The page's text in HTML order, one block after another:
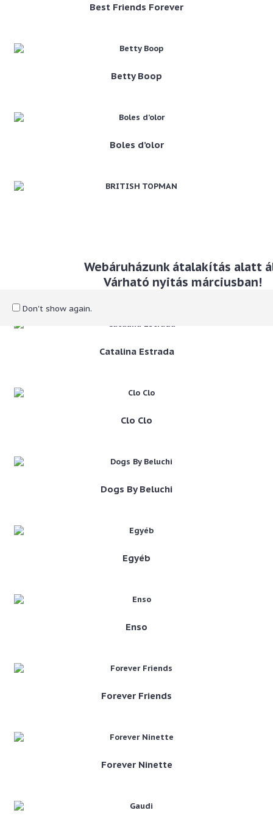
Webáruházunk átalakítás alatt
Várható nyitás márciusban!
Don't show again.
Best Friends Forever
Betty Boop
Boles d’olor
Bug Art
Catalina Estrada
Clo Clo
Dogs By Beluchi
Egyéb
Enso
Forever Friends
Forever Ninette